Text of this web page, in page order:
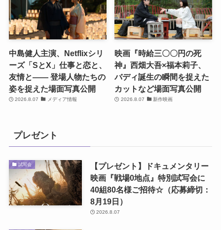
中島健人主演、Netflixシリ
ーズ「SとX」仕事と恋と、
友情と―― 登場人物たちの
姿を捉えた場面写真公開
2026.8.07 メディア情報
映画『時給三〇〇円の死
神』西畑大吾×福本莉子、
バディ誕生の瞬間を捉えた
カットなど場面写真公開
2026.8.07 新作映画
プレゼント
試写会
【プレゼント】ドキュメンタリー
映画『戦場0地点』特別試写会に
40組80名様ご招待☆（応募締切：
8月19日）
2026.8.07